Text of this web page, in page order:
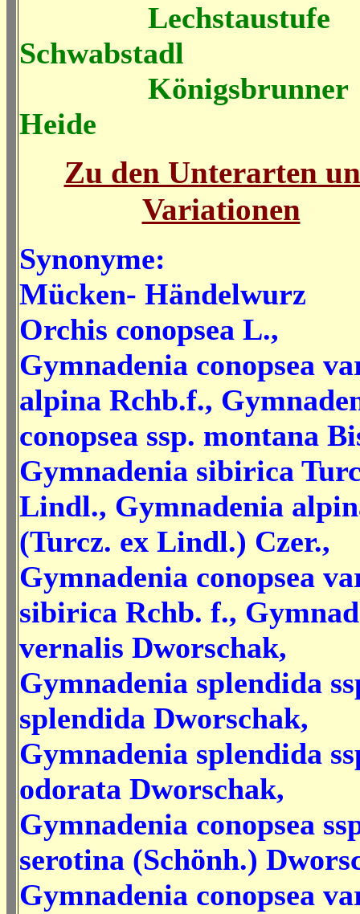
Lechstaustufe
Schwabstadl
Königsbrunner
Heide
Zu den Unterarten
Variationen
Synonyme:
Mücken- Händelwurz
Orchis conopsea L.,
Gymnadenia conopsea
alpina Rchb.f.,
conopsea ssp. montana
Gymnadenia sibirica
Lindl., Gymnadenia
(Turcz. ex Lindl.) Czer.,
Gymnadenia conopsea
sibirica Rchb. f.,
vernalis Dworschak,
Gymnadenia splendida
splendida Dworschak,
Gymnadenia splendida
odorata Dworschak,
Gymnadenia conopsea
serotina (Schönh.)
Gymnadenia conopsea